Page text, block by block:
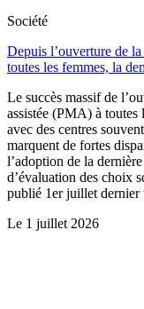
Société
Depuis l’ouverture de
toutes les femmes, la
Le succès massif de
assistée (PMA) à toutes
avec des centres
marquent de fortes
l’adoption de la
d’évaluation des choix
publié 1er juillet dernier
Le 1 juillet 2026